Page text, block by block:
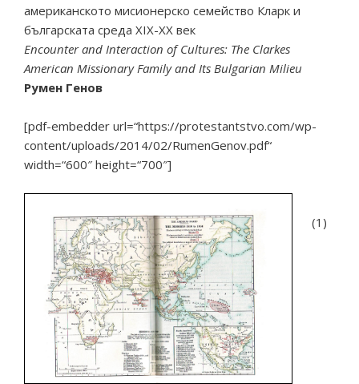
американското мисионерско семейство Кларк и
българската среда ХІХ-ХХ век
Encounter and Interaction of Cultures: The Clarkes
American Missionary Family and Its Bulgarian Milieu
Румен Генов
[pdf-embedder url=“https://protestantstvo.com/wp-
content/uploads/2014/02/RumenGenov.pdf“
width=“600″ height=“700″]
(1)